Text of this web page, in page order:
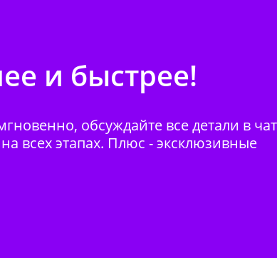
и быстрее!
обсуждайте все детали в
всех этапах. Плюс - эксклюзивные